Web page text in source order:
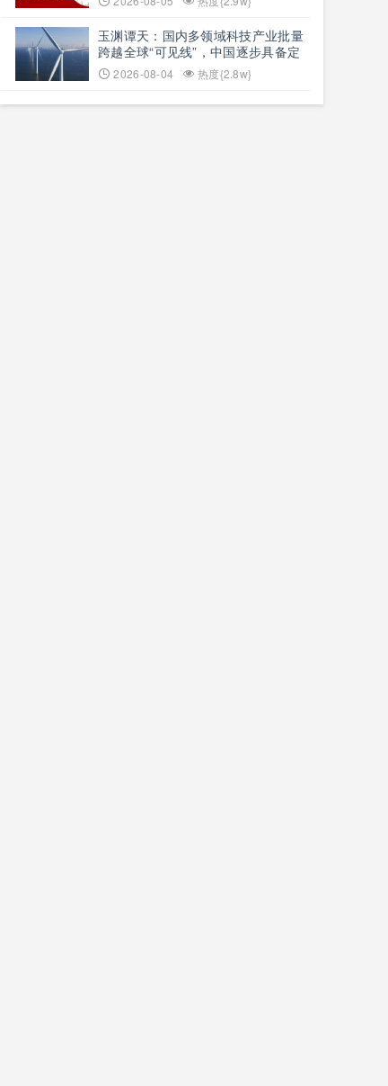
玉渊谭天：国内多领域科技产业批量
跨越全球“可见线”，中国逐步具备定
义全球新产品与产业方向的能力
2026-08-04 热度{2.8w}